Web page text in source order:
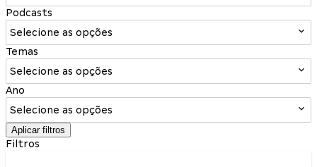
Podcasts
Selecione as opções
Temas
Selecione as opções
Ano
Selecione as opções
Aplicar filtros
Filtros